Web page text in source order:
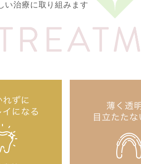
い治療に取り組みます